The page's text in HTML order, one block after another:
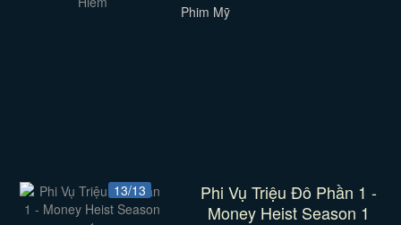
Phim Mỹ
13/13
Phi Vụ Triệu Đô Phần 1 -
Money Heist Season 1